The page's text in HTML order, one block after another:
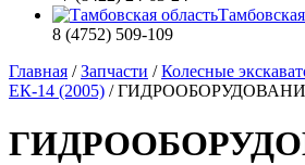
8 (4752) 509-109
Главная /Запчасти /Колесные
ЕК-14 (2005) /